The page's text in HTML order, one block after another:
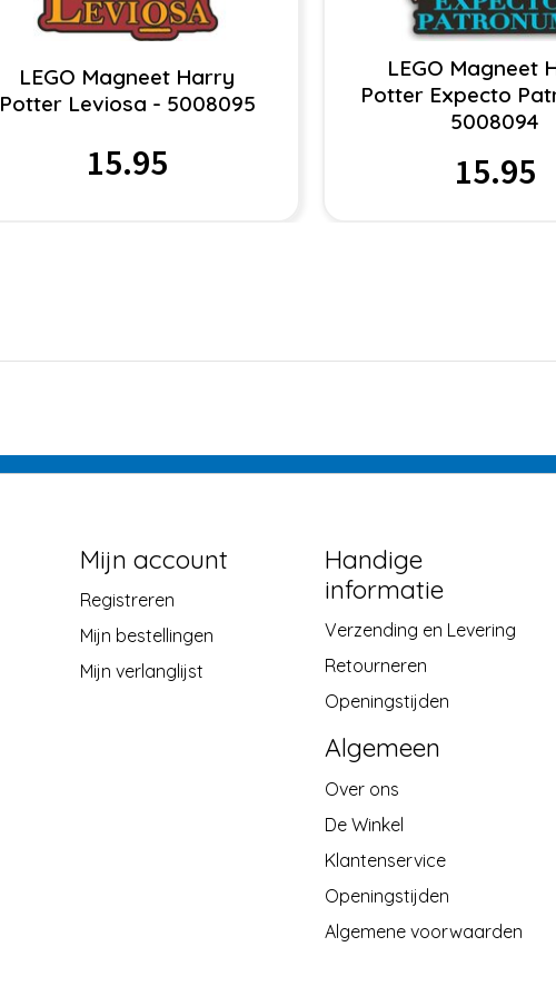
LEGO Magneet Harry
Potter Leviosa - 5008095
15.95
LEGO Magneet
Potter Expecto
5008094
15.95
Mijn account
Registreren
Mijn bestellingen
Mijn verlanglijst
Handige
informatie
Verzending en Levering
Retourneren
Openingstijden
Algemeen
Over ons
De Winkel
Klantenservice
Openingstijden
Algemene voorwaarden